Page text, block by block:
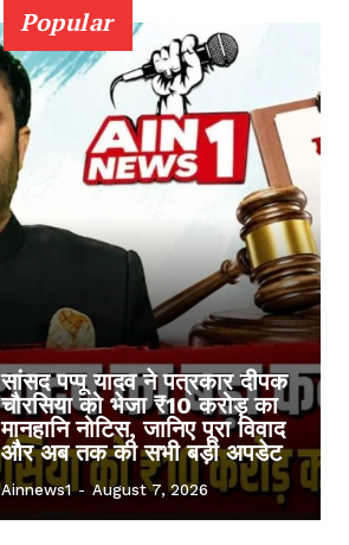
Popular
सांसद पप्पू यादव ने पत्रकार दीपक
चौरसिया को भेजा ₹10 करोड़ का
मानहानि नोटिस, जानिए पूरा विवाद
और अब तक की सभी बड़ी अपडेट
Ainnews1 - August 7, 2026